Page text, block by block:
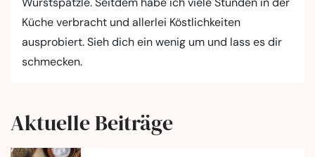
Küche verbracht und allerlei Köstlichkeiten
ausprobiert. Sieh dich ein wenig um und lass es dir
schmecken.
Aktuelle Beiträge